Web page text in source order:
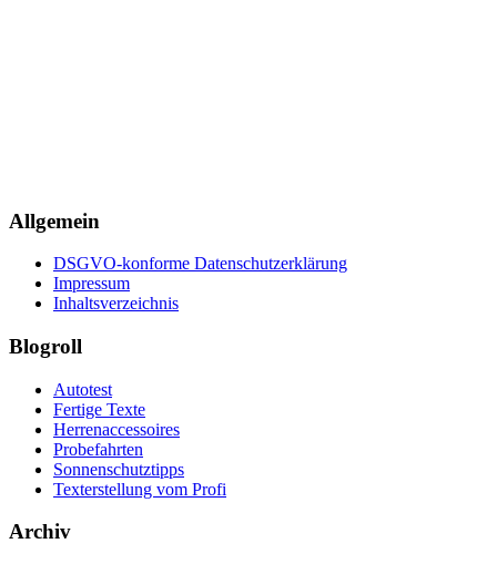
Allgemein
DSGVO-konforme Datenschutzerklärung
Impressum
Inhaltsverzeichnis
Blogroll
Autotest
Fertige Texte
Herrenaccessoires
Probefahrten
Sonnenschutztipps
Texterstellung vom Profi
Archiv